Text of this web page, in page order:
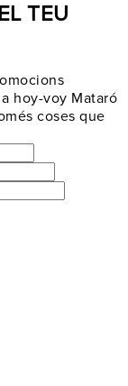
TEU
hoy-voy Mataró
coses que